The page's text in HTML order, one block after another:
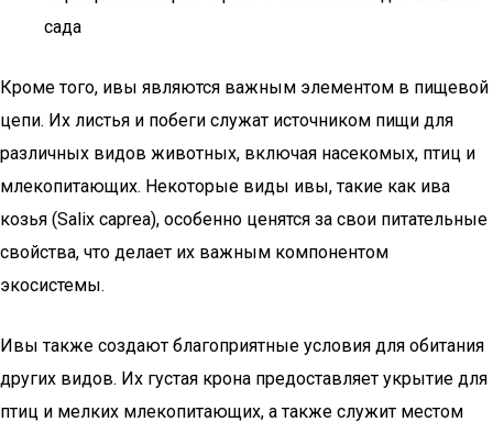
сада
Кроме того, ивы являются важным элементом в пищевой
цепи. Их листья и побеги служат источником пищи для
различных видов животных, включая насекомых, птиц и
млекопитающих. Некоторые виды ивы, такие как ива
козья (Salix caprea), особенно ценятся за свои питательные
свойства, что делает их важным компонентом
экосистемы.
Ивы также создают благоприятные условия для обитания
других видов. Их густая крона предоставляет укрытие для
птиц и мелких млекопитающих, а также служит местом